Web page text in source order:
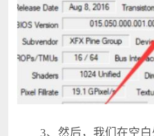
3、然后，我们在空白